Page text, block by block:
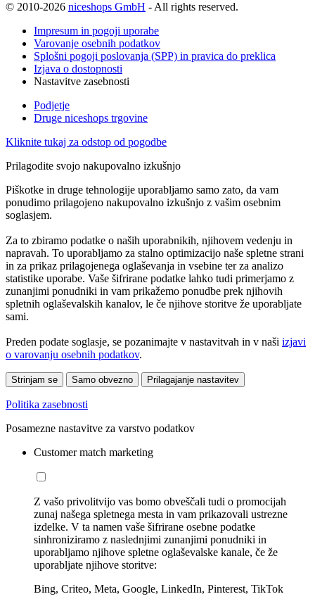
© 2010-2026 niceshops GmbH - All rights reserved.
Impresum in pogoji uporabe
Varovanje osebnih podatkov
Splošni pogoji poslovanja (SPP) in pravica do preklica
Izjava o dostopnosti
Nastavitve zasebnosti
Podjetje
Druge niceshops trgovine
Kliknite tukaj za odstop od pogodbe
Prilagodite svojo nakupovalno izkušnjo
Piškotke in druge tehnologije uporabljamo samo zato, da vam
ponudimo prilagojeno nakupovalno izkušnjo z vašim osebnim
soglasjem.
Za to zbiramo podatke o naših uporabnikih, njihovem vedenju in
napravah. To uporabljamo za stalno optimizacijo naše spletne strani
in za prikaz prilagojenega oglaševanja in vsebine ter za analizo
statistike uporabe. Vaše šifrirane podatke lahko tudi primerjamo z
zunanjimi ponudniki in vam prikažemo ponudbe prek njihovih
spletnih oglaševalskih kanalov, le če njihove storitve že uporabljate
sami.
Preden podate soglasje, se pozanimajte v nastavitvah in v naši izjavi
o varovanju osebnih podatkov.
Strinjam se Samo obvezno Prilagajanje nastavitev
Politika zasebnosti
Posamezne nastavitve za varstvo podatkov
Customer match marketing
Z vašo privolitvijo vas bomo obveščali tudi o promocijah
zunaj našega spletnega mesta in vam prikazovali ustrezne
izdelke. V ta namen vaše šifrirane osebne podatke
sinhroniziramo z naslednjimi zunanjimi ponudniki in
uporabljamo njihove spletne oglaševalske kanale, če že
uporabljate njihove storitve:
Bing, Criteo, Meta, Google, LinkedIn, Pinterest, TikTok